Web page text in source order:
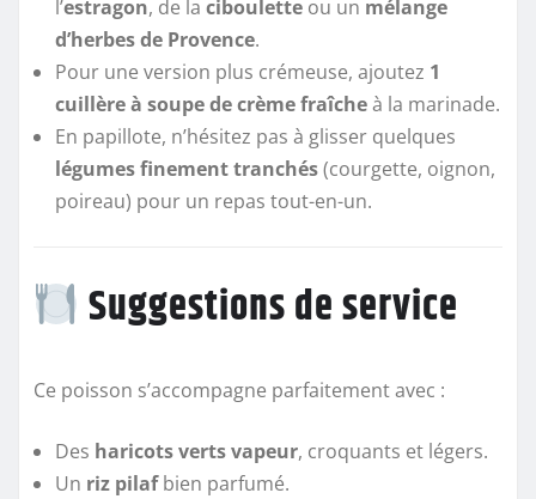
l’estragon, de la ciboulette ou un mélange
d’herbes de Provence.
Pour une version plus crémeuse, ajoutez 1
cuillère à soupe de crème fraîcheà la marinade.
En papillote, n’hésitez pas à glisser quelques
légumes finement tranchés(courgette, oignon,
poireau) pour un repas tout-en-un.
Suggestions de service
Ce poisson s’accompagne parfaitement avec :
Des haricots verts vapeur, croquants et légers.
Un riz pilafbien parfumé.